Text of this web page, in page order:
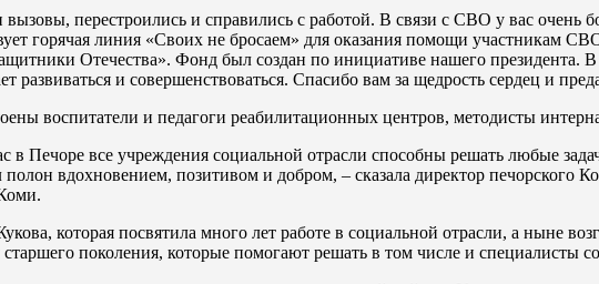
перестроились и справились с работой. В связи с СВО у вас очень
горячая линия «Своих не бросаем» для оказания помощи участникам
Отечества». Фонд был создан по инициативе нашего президента.
развиваться и совершенствоваться. Спасибо вам за щедрость сердец и
воспитатели и педагоги реабилитационных центров, методисты
Печоре все учреждения социальной отрасли способны решать любые
вдохновением, позитивом и добром, – сказала директор печорского
которая посвятила много лет работе в социальной отрасли, а ныне
поколения, которые помогают решать в том числе и специалисты